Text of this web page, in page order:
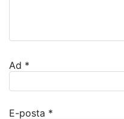
Ad *
E-posta *